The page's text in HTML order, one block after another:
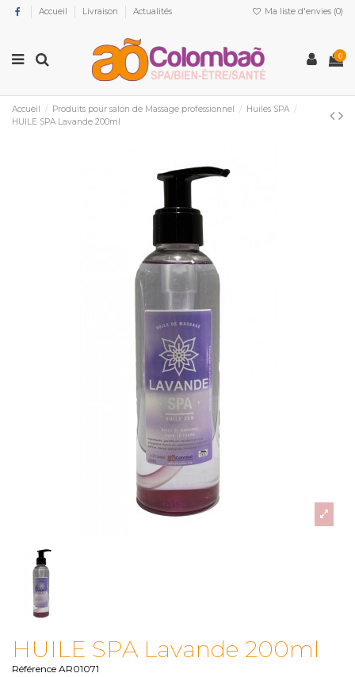
Accueil Livraison Actualités Ma liste d'envies (0)
0
Accueil Produits pour salon de Massage professionnel
Huiles SPA
HUILE SPA Lavande 200ml
HUILE SPA Lavande 200ml
Référence AR01071